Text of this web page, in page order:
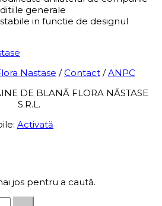
generale
in functie de designul
Nastase /Contact /ANPC
DE BLANĂ FLORA NĂSTASE
S.R.L.
Activată
jos pentru a caută.